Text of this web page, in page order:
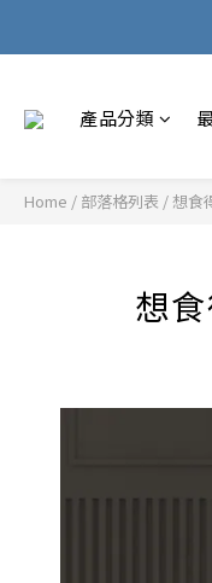
產品分類
Home / 部落格列表 /想食
想